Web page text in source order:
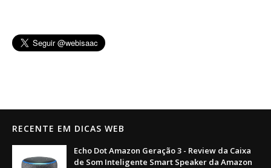
RECENTE EM DICAS WEB
Echo Dot Amazon Geração 3 - Review da Caixa
de Som Inteligente Smart Speaker da Amazon